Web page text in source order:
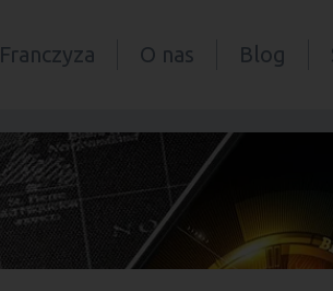
Franczyza O nas Blog